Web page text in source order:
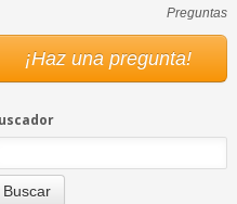
Preguntas
¡Haz una pregunta!